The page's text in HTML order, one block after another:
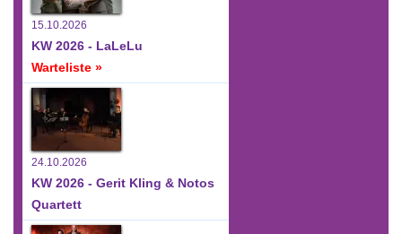
15.10.2026
KW 2026 - LaLeLu
Warteliste »
24.10.2026
KW 2026 - Gerit Kling & Notos
Quartett